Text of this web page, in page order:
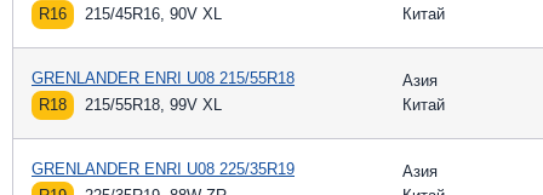
R16
215/45R16, 90V XL
Китай
GRENLANDER ENRI U08 215/55R18
R18
215/55R18, 99V XL
Азия
Китай
GRENLANDER ENRI U08 225/35R19
Азия